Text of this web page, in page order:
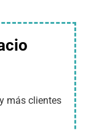
más clientes